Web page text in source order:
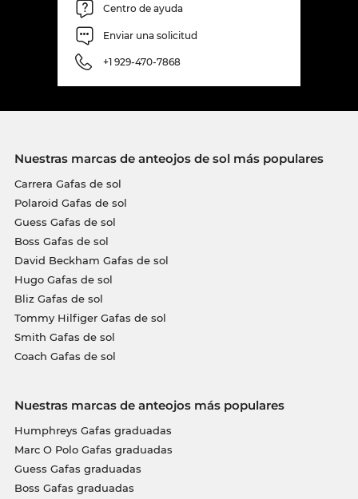
Centro de ayuda
Enviar una solicitud
+1 929-470-7868
Nuestras marcas de anteojos de sol más populares
Carrera Gafas de sol
Polaroid Gafas de sol
Guess Gafas de sol
Boss Gafas de sol
David Beckham Gafas de sol
Hugo Gafas de sol
Bliz Gafas de sol
Tommy Hilfiger Gafas de sol
Smith Gafas de sol
Coach Gafas de sol
Nuestras marcas de anteojos más populares
Humphreys Gafas graduadas
Marc O Polo Gafas graduadas
Guess Gafas graduadas
Boss Gafas graduadas